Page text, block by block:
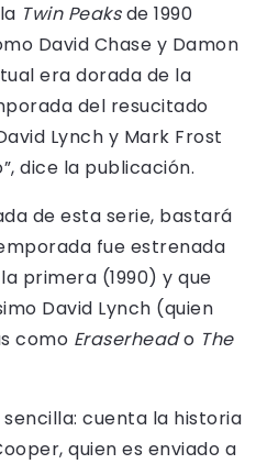
Twin Peaksde 1990
David Chase y Damon
era dorada de la
del resucitado
Lynch y Mark Frost
dice la publicación.
de esta serie, bastará
fue estrenada
primera (1990) y que
David Lynch (quien
como Eraserheado The
cuenta la historia
quien es enviado a